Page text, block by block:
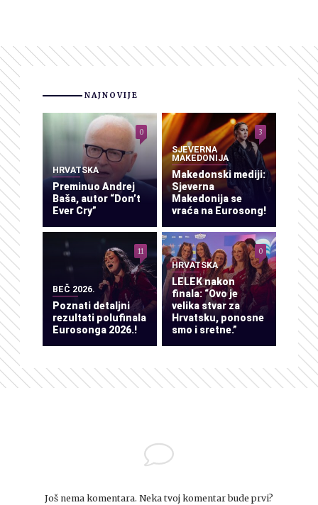
NAJNOVIJE
HRVATSKA
Preminuo Andrej
Baša, autor “Don’t
Ever Cry”
0
SJEVERNA
MAKEDONIJA
Makedonski mediji:
Sjeverna
Makedonija se
vraća na Eurosong!
3
BEČ 2026.
Poznati detaljni
rezultati polufinala
Eurosonga 2026.!
11
HRVATSKA
LELEK nakon
finala: “Ovo je
velika stvar za
Hrvatsku, ponosne
smo i sretne.”
0
Još nema komentara. Neka tvoj komentar bude prvi?